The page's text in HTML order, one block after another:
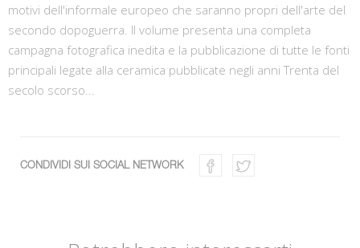
motivi dell'informale europeo che saranno propri dell'arte del
secondo dopoguerra. Il volume presenta una completa
campagna fotografica inedita e la pubblicazione di tutte le fonti
principali legate alla ceramica pubblicate negli anni Trenta del
secolo scorso...
CONDIVIDI SUI SOCIAL NETWORK